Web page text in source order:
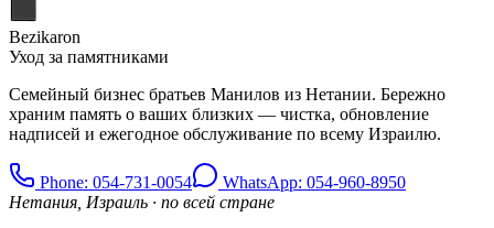
Bezikaron
Уход за памятниками
Семейный бизнес братьев Манилов из Нетании. Бережно
храним память о ваших близких — чистка, обновление
надписей и ежегодное обслуживание по всему Израилю.
Phone: 054-731-0054
WhatsApp: 054-960-8950
Нетания, Израиль · по всей стране